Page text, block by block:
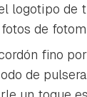
logotipo de
de
fino
de